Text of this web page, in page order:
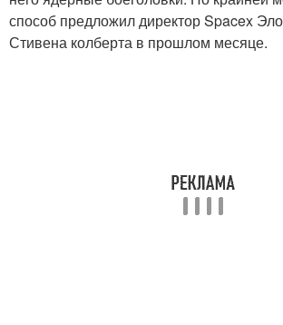
способ предложил директор Spacex
Стивена колберта в прошлом месяце.